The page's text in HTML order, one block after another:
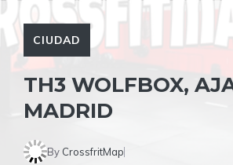
CIUDAD
TH3 WOLFBOX,
MADRID
By CrossfritMap